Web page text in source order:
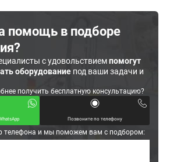
помощь в подборе
с удовольствиемпомогут
оборудование под ваши задачи и
получить бесплатную консультацию?
Позвоните по телефону
телефона и мы поможем вам с подбором: